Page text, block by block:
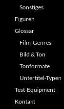
Sonstiges
Figuren
Glossar
Film-Genres
Bild & Ton
Tonformate
Untertitel-Typen
Test-Equipment
Kontakt